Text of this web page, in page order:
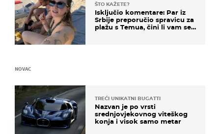
ŠTO KAŽETE?
Isključio komentare: Par iz
Srbije preporučio spravicu za
plažu s Temua, čini li vam se
NOVAC
TREĆI UNIKATNI BUGATTI
Nazvan je po vrsti
srednjovjekovnog viteškog
konja i visok samo metar